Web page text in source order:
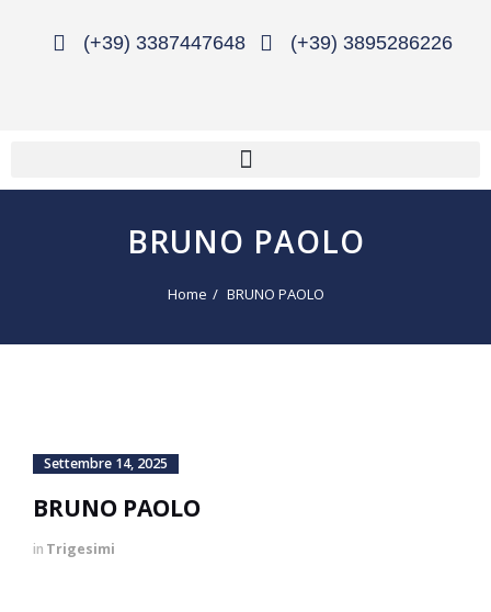
(+39) 3387447648 (+39) 3895286226
BRUNO PAOLO
Home BRUNO PAOLO
Settembre 14, 2025
BRUNO PAOLO
in Trigesimi